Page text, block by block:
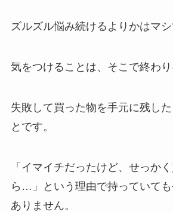
ズルズル悩み続けるよりかはマシ
気をつけることは、そこで終わり
失敗して買った物を手元に残し
とです。
「イマイチだったけど、せっか
ら…」という理由で持っていて
ありません。